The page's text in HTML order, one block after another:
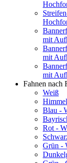
mit
mit
mit
Fahnen nach
Weiß
Blau -
Rot -
Grün -